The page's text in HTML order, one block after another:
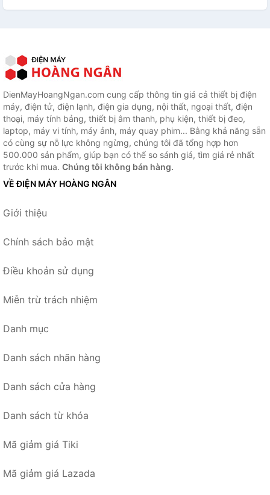
DienMayHoangNgan.com cung cấp thông tin giá cả thiết bị điện
máy, điện tử, điện lạnh, điện gia dụng, nội thất, ngoại thất, điện
thoại, máy tính bảng, thiết bị âm thanh, phụ kiện, thiết bị đeo,
laptop, máy vi tính, máy ảnh, máy quay phim... Bằng khả năng sẵn
có cùng sự nỗ lực không ngừng, chúng tôi đã tổng hợp hơn
500.000 sản phẩm, giúp bạn có thể so sánh giá, tìm giá rẻ nhất
trước khi mua. Chúng tôi không bán hàng.
VỀ ĐIỆN MÁY HOÀNG NGÂN
Giới thiệu
Chính sách bảo mật
Điều khoản sử dụng
Miễn trừ trách nhiệm
Danh mục
Danh sách nhãn hàng
Danh sách cửa hàng
Danh sách từ khóa
Mã giảm giá Tiki
Mã giảm giá Lazada